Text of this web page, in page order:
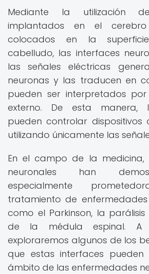
Mediante la utilización
implantados en el
colocados en la
cabelludo, las interfaces
las señales eléctricas
neuronas y las traducen en
pueden ser interpretados
externo. De esta manera,
pueden controlar dispositivos
utilizando únicamente las
En el campo de la medicina,
neuronales han
especialmente
tratamiento de enfermedades
como el Parkinson, la parálisis
de la médula espinal. A
exploraremos algunos de los
que estas interfaces
ámbito de las enfermedades